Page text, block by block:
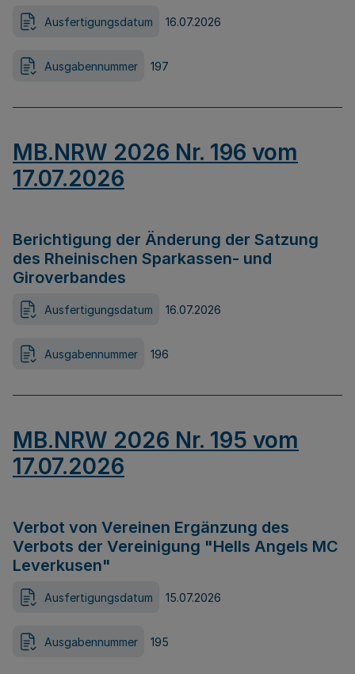
Ausfertigungsdatum 16.07.2026
Ausgabennummer 197
MB.NRW 2026 Nr. 196 vom
17.07.2026
Berichtigung der Änderung der Satzung
des Rheinischen Sparkassen- und
Giroverbandes
Ausfertigungsdatum 16.07.2026
Ausgabennummer 196
MB.NRW 2026 Nr. 195 vom
17.07.2026
Verbot von Vereinen Ergänzung des
Verbots der Vereinigung "Hells Angels MC
Leverkusen"
Ausfertigungsdatum 15.07.2026
Ausgabennummer 195